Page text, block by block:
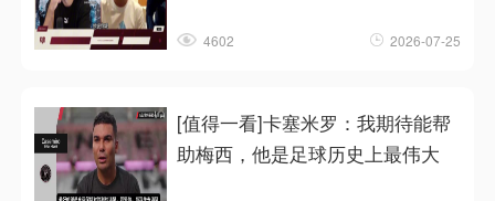
4602 2026-07-25
[值得一看]卡塞米罗：我期待能帮
助梅西，他是足球历史上最伟大